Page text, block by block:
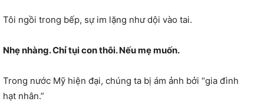
Tôi ngồi trong bếp, sự im lặng như dội vào tai.
Nhẹ nhàng. Chỉ tụi con thôi. Nếu mẹ muốn.
Trong nước Mỹ hiện đại, chúng ta bị ám ảnh bởi “gia đình
hạt nhân.”